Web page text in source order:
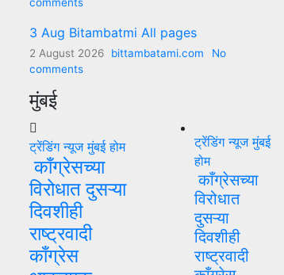
comments
3 Aug Bitambatmi All pages
2 August 2026 bittambatami.com
No
comments
मुंबई
ट्रेंडिंग न्यूजमुंबईहोम
काँग्रेसच्या
विरोधात दुसऱ्या
दिवशीही
राष्ट्रवादी
काँग्रेस
ट्रेंडिंग न्यूजमुंबई
होम
काँग्रेसच्या
विरोधात
दुसऱ्या
दिवशीही
राष्ट्रवादी